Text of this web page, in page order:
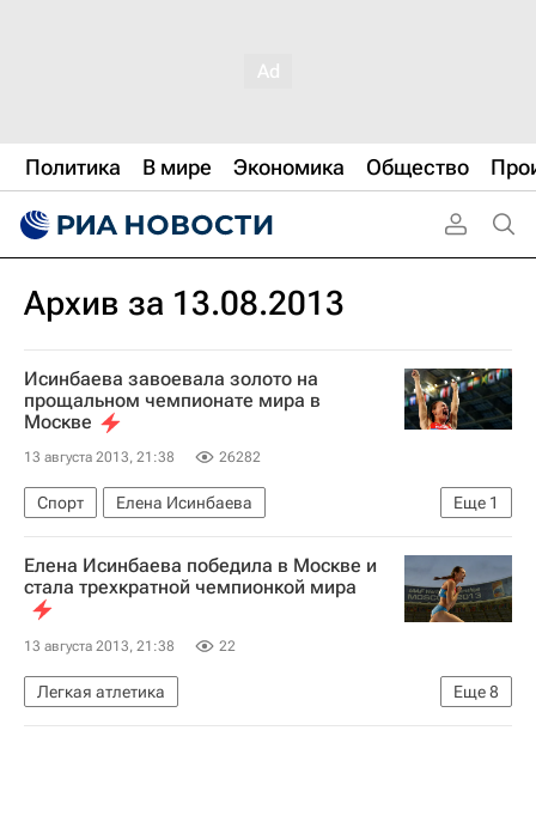
Политика В мире Экономика Общество
Архив за 13.08.2013
Исинбаева завоевала золото на
прощальном чемпионате мира в
Москве
13 августа 2013, 21:38 26282
Еще 1
Спорт
Елена Исинбаева
Чемпионат мира по лёгкой атлетике
Елена Исинбаева победила в Москве и
стала трехкратной чемпионкой мира
13 августа 2013, 21:38 22
Еще8
Легкая атлетика
Новости - Чемпионат мира по легкой атлетике